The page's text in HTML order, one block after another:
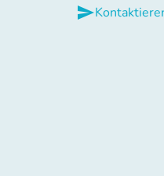
send